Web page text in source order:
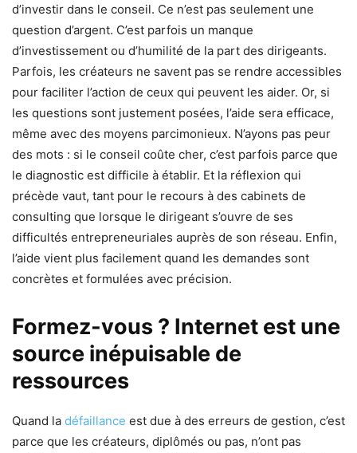
d’investir dans le conseil. Ce n’est pas seulement une
question d’argent. C’est parfois un manque
d’investissement ou d’humilité de la part des dirigeants.
Parfois, les créateurs ne savent pas se rendre accessibles
pour faciliter l’action de ceux qui peuvent les aider. Or, si
les questions sont justement posées, l’aide sera efficace,
même avec des moyens parcimonieux. N’ayons pas peur
des mots : si le conseil coûte cher, c’est parfois parce que
le diagnostic est difficile à établir. Et la réflexion qui
précède vaut, tant pour le recours à des cabinets de
consulting que lorsque le dirigeant s’ouvre de ses
difficultés entrepreneuriales auprès de son réseau. Enfin,
l’aide vient plus facilement quand les demandes sont
concrètes et formulées avec précision.
Formez-vous ? Internet est une
source inépuisable de
ressources
Quand la défaillance est due à des erreurs de gestion, c’est
parce que les créateurs, diplômés ou pas, n’ont pas